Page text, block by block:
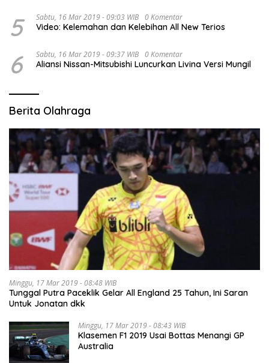
5 Sabtu, 16 Mar 2019 - 09:03 WIB 0 Komentar
Video: Kelemahan dan Kelebihan All New Terios
6 Sabtu, 16 Mar 2019 - 09:37 WIB 0 Komentar
Aliansi Nissan-Mitsubishi Luncurkan Livina Versi Mungil
Berita Olahraga
Minggu, 17 Mar 2019 - 08:48 WIB
Tunggal Putra Paceklik Gelar All England 25 Tahun, Ini Saran
Untuk Jonatan dkk
Minggu, 17 Mar 2019 - 08:43 WIB
Klasemen F1 2019 Usai Bottas Menangi GP
Australia